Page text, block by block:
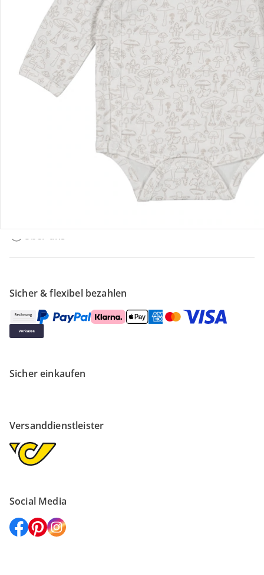
Bestellung & Lieferung
Retoure & Reklamation
Gutscheine & Aktionen
Kontakt & Service
Über uns
Sicher & flexibel bezahlen
Sicher einkaufen
Versanddienstleister
Social Media